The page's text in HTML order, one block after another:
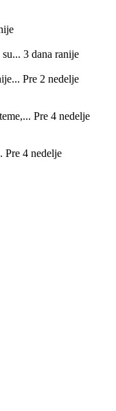
3 dana ranije
Pre 2 nedelje
Pre 4 nedelje
Pre 4 nedelje